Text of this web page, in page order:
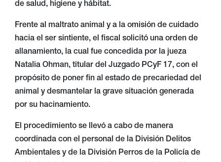
de salud, higiene y hábitat.
Frente al maltrato animal y a la omisión de cuidado
hacia el ser sintiente, el fiscal solicitó una orden de
allanamiento, la cual fue concedida por la jueza
Natalia Ohman, titular del Juzgado PCyF 17, con el
propósito de poner fin al estado de precariedad del
animal y desmantelar la grave situación generada
por su hacinamiento.
El procedimiento se llevó a cabo de manera
coordinada con el personal de la División Delitos
Ambientales y de la División Perros de la Policía de